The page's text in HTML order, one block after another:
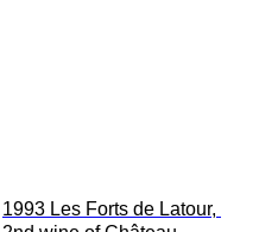
1993 Les Forts de Latour,